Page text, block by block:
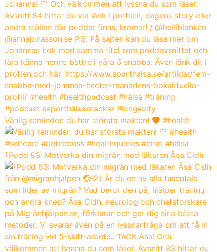
Vänlig reminder: du har största makten! #health
⌇Podd 83: Motverka din migrän med läkaren Åsa Cidh